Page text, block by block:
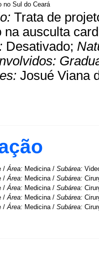
no Sul do Ceará
Trata de
na ausculta
Desativado;
Josué Viana
/Área: Medicina / Subárea:
/Área: Medicina / Subárea:
/Área: Medicina / Subárea:
/Área: Medicina / Subárea:
/Área: Medicina / Subárea: